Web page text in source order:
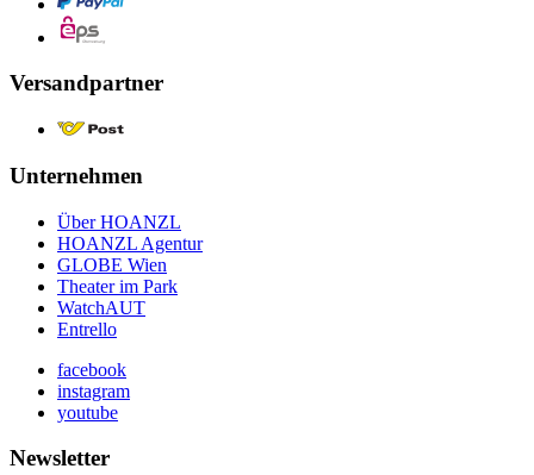
Versandpartner
Unternehmen
Über HOANZL
HOANZL Agentur
GLOBE Wien
Theater im Park
WatchAUT
Entrello
facebook
instagram
youtube
Newsletter